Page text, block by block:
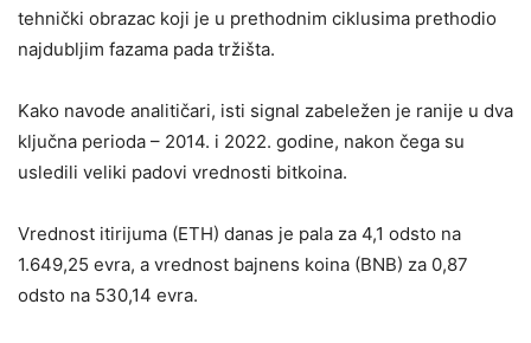
tehnički obrazac koji je u prethodnim ciklusima prethodio
najdubljim fazama pada tržišta.
Kako navode analitičari, isti signal zabeležen je ranije u dva
ključna perioda – 2014. i 2022. godine, nakon čega su
usledili veliki padovi vrednosti bitkoina.
Vrednost itirijuma (ETH) danas je pala za 4,1 odsto na
1.649,25 evra, a vrednost bajnens koina (BNB) za 0,87
odsto na 530,14 evra.